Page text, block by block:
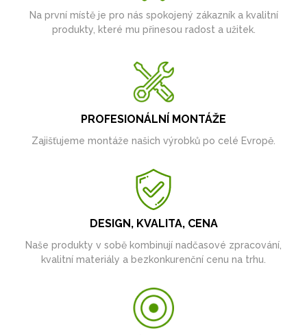
Na první místě je pro nás spokojený zákazník a kvalitní
produkty, které mu přinesou radost a užitek.
PROFESIONÁLNÍ MONTÁŽE
Zajišťujeme montáže našich výrobků po celé Evropě.
DESIGN, KVALITA, CENA
Naše produkty v sobě kombinují nadčasové zpracování,
kvalitní materiály a bezkonkurenční cenu na trhu.